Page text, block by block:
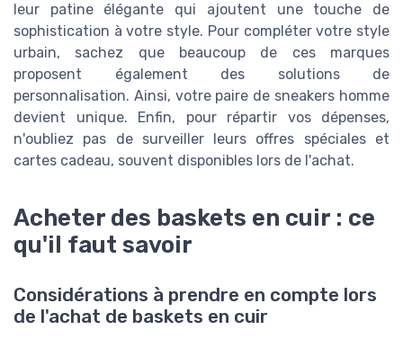
leur patine élégante qui ajoutent une touche de
sophistication à votre style. Pour compléter votre style
urbain, sachez que beaucoup de ces marques
proposent également des solutions de
personnalisation. Ainsi, votre paire de sneakers homme
devient unique. Enfin, pour répartir vos dépenses,
n'oubliez pas de surveiller leurs offres spéciales et
cartes cadeau, souvent disponibles lors de l'achat.
Acheter des baskets en cuir : ce
qu'il faut savoir
Considérations à prendre en compte lors
de l'achat de baskets en cuir